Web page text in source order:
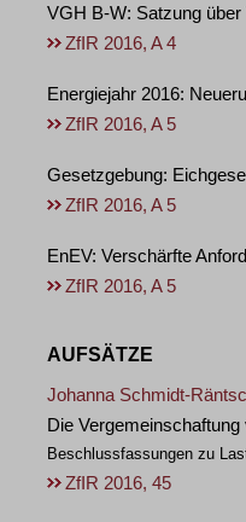
VGH B-W: Satzung
ZfIR 2016, A 4
Energiejahr 2016:
ZfIR 2016, A 5
Gesetzgebung:
ZfIR 2016, A 5
EnEV: Verschärfte
ZfIR 2016, A 5
AUFSÄTZE
Johanna Schmidt-
Die
Beschlussfassungen zu
ZfIR 2016, 45